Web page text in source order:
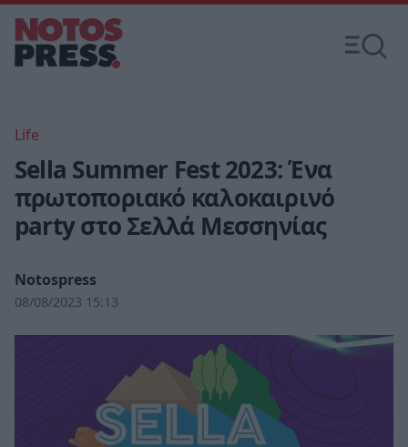
Life
Sella Summer Fest 2023: Ένα
πρωτοποριακό καλοκαιρινό
party στο Σελλά Μεσσηνίας
Notospress
08/08/2023 15:13